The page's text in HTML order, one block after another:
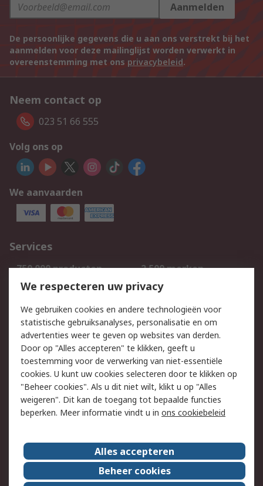
Aanmelden
De persoonlijke gegevens die u aan ons verstrekt bij het
aanmelden voor deze mailinglijst worden verwerkt in
overeenstemming met ons privacybeleid.
Neem contact op
023 51 66 555
Volg ons op
We aanvaarden
Services
750.000 producten
2.500 merken
Bestellen
Inkoopoplossingen
Track & Trace
Wettelijk
Cookiebeleid
Email veiligheid
Privacybeleid
Websitevoorwaarden
Algemene
verkoopvoorwaarden
Over RS
RS Group
Over ons
We respecteren uw privacy
We gebruiken cookies en andere technologieën voor
statistische gebruiksanalyses, personalisatie en om
advertenties weer te geven op websites van derden.
Door op "Alles accepteren" te klikken, geeft u
toestemming voor de verwerking van niet-essentiële
cookies. U kunt uw cookies selecteren door te klikken op
"Beheer cookies". Als u dit niet wilt, klikt u op "Alles
weigeren". Dit kan de toegang tot bepaalde functies
beperken. Meer informatie vindt u in ons cookiebeleid
Alles accepteren
Beheer cookies